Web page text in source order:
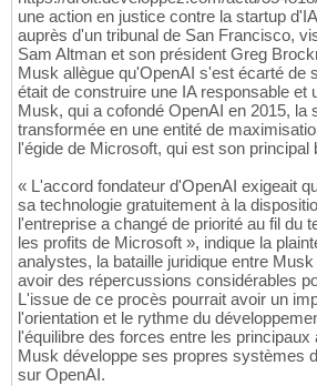
une action en justice contre la startup
auprès d'un tribunal de San Francisco,
Sam Altman et son président Greg
Musk allègue qu'OpenAI s'est écarté de
était de construire une IA responsable et
Musk, qui a cofondé OpenAI en 2015, la
transformée en une entité de
l'égide de Microsoft, qui est son principal
« L'accord fondateur d'OpenAI exigeait
sa technologie gratuitement à la
l'entreprise a changé de priorité au fil du
les profits de Microsoft », indique la
analystes, la bataille juridique entre
avoir des répercussions considérables
L'issue de ce procès pourrait avoir un
l'orientation et le rythme du
l'équilibre des forces entre les principaux
Musk développe ses propres systèmes
sur OpenAI.